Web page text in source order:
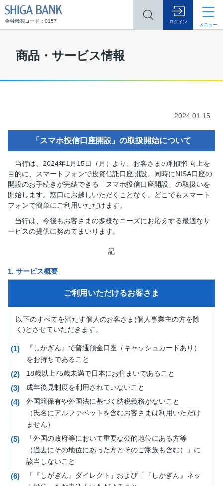
金融機関コード：0157 ログイン
メニュー
商品・サービス情報
2024.01.15
「スマホ投信口座開設」の取扱開始について
当行は、2024年1月15日（月）より、お客さまの利便性向上を
目的に、スマートフォンで投資信託口座開設、同時にNISA口座の
開設のお手続きが完結できる「スマホ投信口座開設」の取扱いを
開始します。窓口にお越しいただくことなく、どこでもスマート
フォンで簡単にご利用いただけます。
当行は、今後もお客さまの多様なニーズにお応えする最適なサ
ービスの提供に努めてまいります。
記
1. サービス概要
ご利用いただけるお客さま
以下のすべてを満たす個人のお客さま(個人事業主の方を除
く)とさせていただきます。
『しがぎん』で普通預金口座（キャッシュカードあり）
をお持ちであること
18歳以上75歳未満で日本にお住まいであること
成年後見制度を利用されていないこと
外国籍保有や外国法に基づく納税義務がないこと
（氏名にアルファベットを含むお客さまは利用いただけ
ません）
「外国の政府等において重要な公的地位にある方等
（過去にその地位にあった方とそのご家族も含む）」に
該当しないこと
「『しがぎん』ダイレクト」および「『しがぎん』ネッ